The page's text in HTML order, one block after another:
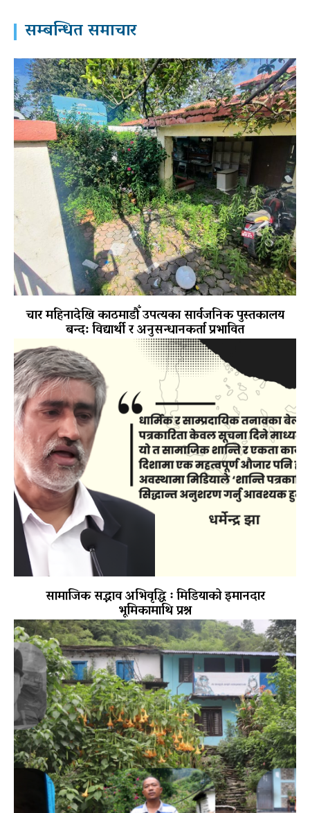
सम्बन्धित समाचार
चार महिनादेखि काठमाडौँ उपत्यका सार्वजनिक पुस्तकालय
बन्द: विद्यार्थी र अनुसन्धानकर्ता प्रभावित
सामाजिक सद्भाव अभिवृद्धि ः मिडियाको इमानदार
भूमिकामाथि प्रश्न